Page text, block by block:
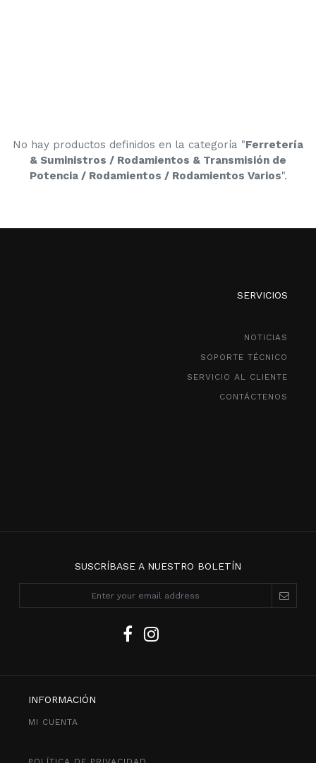
No hay productos definidos en la categoría "Ferretería
& Suministros / Rodamientos & Transmisión de
Potencia / Rodamientos / Rodamientos Varios".
SERVICIOS
NOTICIAS
SOPORTE TÉCNICO
SERVICIO AL CLIENTE
CONTÁCTENOS
SUSCRÍBASE A NUESTRO BOLETÍN
INFORMACIÓN
MI CUENTA